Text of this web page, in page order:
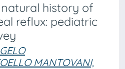
history of
reflux: pediatric
MANTOVANI,